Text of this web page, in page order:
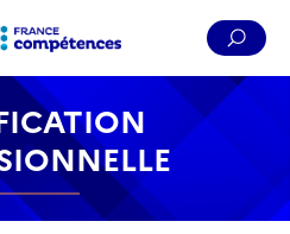
Menu Pied de page